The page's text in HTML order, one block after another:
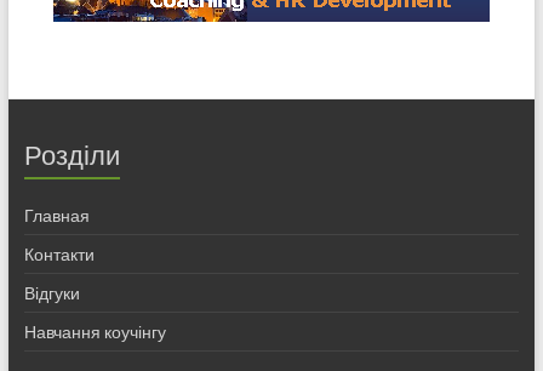
Розділи
Главная
Контакти
Відгуки
Навчання коучінгу